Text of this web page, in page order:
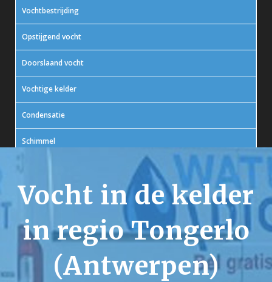
Vochtbestrijding
Opstijgend vocht
Doorslaand vocht
Vochtige kelder
Condensatie
Schimmel
Contact
Vocht in de kelder
in regio Tongerlo
(Antwerpen)